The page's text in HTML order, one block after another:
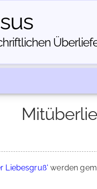
Liebesgruß' werden